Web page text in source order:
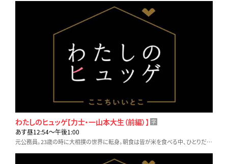
わたしのヒュッゲ【力士・一山本大生（前編）】 字
あす昼12:54〜午後1:00
元公務員。23歳の時に大相撲の世界に転身。朝食は皆が米を食べる中、ひとりだけトースト。いちごジャムをたっぷりつけて。その後はお気に入りのナノブロックを黙々と。